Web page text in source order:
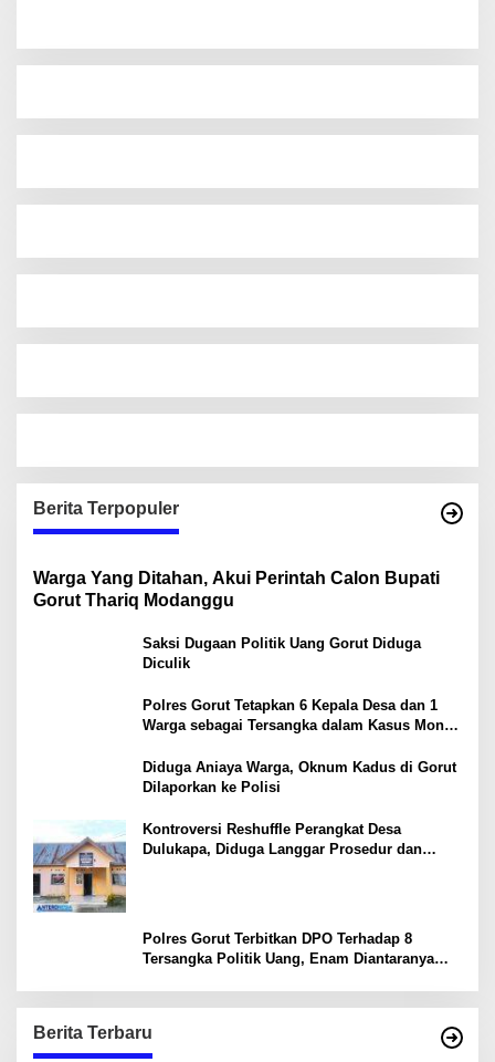
Berita Terpopuler
Warga Yang Ditahan, Akui Perintah Calon Bupati
Gorut Thariq Modanggu
Saksi Dugaan Politik Uang Gorut Diduga
Diculik
Polres Gorut Tetapkan 6 Kepala Desa dan 1
Warga sebagai Tersangka dalam Kasus Money
Diduga Aniaya Warga, Oknum Kadus di Gorut
Dilaporkan ke Polisi
Kontroversi Reshuffle Perangkat Desa
Dulukapa, Diduga Langgar Prosedur dan
Polres Gorut Terbitkan DPO Terhadap 8
Tersangka Politik Uang, Enam Diantaranya
Berita Terbaru